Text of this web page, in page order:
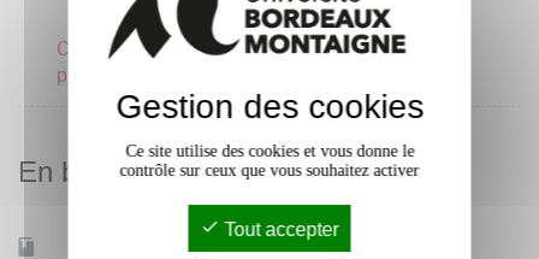
Concepts, théories et
pratiques 3
En bref
Mobilité d'études Oui
Gestion des cookies
Ce site utilise des cookies et vous donne le
contrôle sur ceux que vous souhaitez activer
Tout accepter